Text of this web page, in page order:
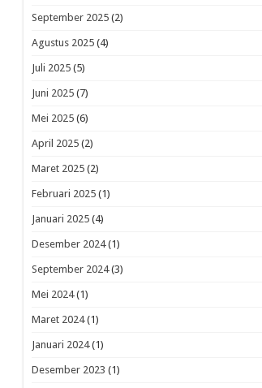
September 2025 (2)
Agustus 2025 (4)
Juli 2025 (5)
Juni 2025 (7)
Mei 2025 (6)
April 2025 (2)
Maret 2025 (2)
Februari 2025 (1)
Januari 2025 (4)
Desember 2024(1)
September 2024(3)
Mei 2024(1)
Maret 2024(1)
Januari 2024(1)
Desember 2023 (1)